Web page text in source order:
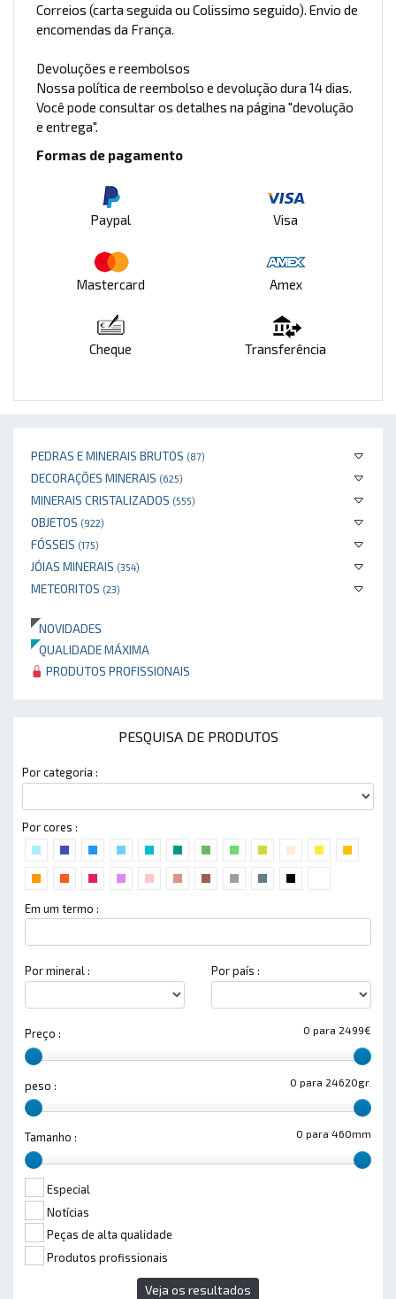
PEDRAS E MINERAIS BRUTOS (87)
DECORAÇÕES MINERAIS (625)
MINERAIS CRISTALIZADOS (555)
OBJETOS (922)
FÓSSEIS (175)
JÓIAS MINERAIS (354)
METEORITOS (23)
NOVIDADES
QUALIDADE MÁXIMA
PRODUTOS PROFISSIONAIS
PESQUISA DE PRODUTOS
Por categoria :
Por cores :
Em um termo :
Por mineral : Por país :
0 para 2499€
Preço :
0 para 24620gr.
peso :
0 para 460mm
Tamanho :
Especial
Notícias
Peças de alta qualidade
Produtos profissionais
Veja os resultados
Correios (carta seguida ou Colissimo seguido). Envio de
encomendas da França.
Devoluções e reembolsos
Nossa política de reembolso e devolução dura 14 dias.
Você pode consultar os detalhes na página "devolução
e entrega".
Formas de pagamento
Paypal Visa
Mastercard Amex
Cheque Transferência